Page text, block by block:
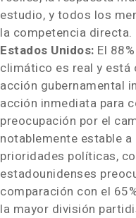
estudio, y todos los
la competencia directa.
Estados Unidos: El
climático es real y está
acción gubernamental
acción inmediata para
preocupación por el
notablemente estable
prioridades políticas,
estadounidenses
comparación con el
la mayor división